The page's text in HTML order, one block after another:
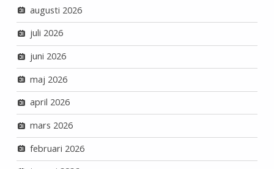
augusti 2026
juli 2026
juni 2026
maj 2026
april 2026
mars 2026
februari 2026